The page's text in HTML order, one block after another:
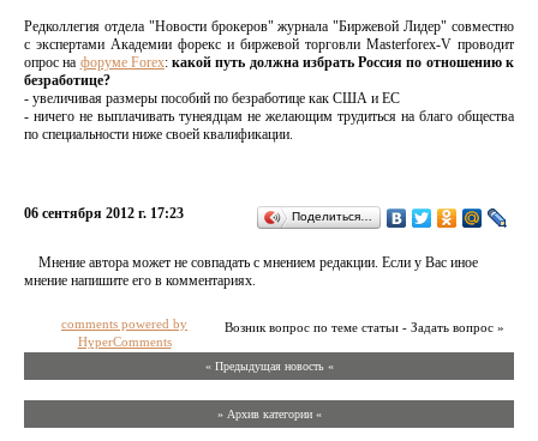
Редколлегия отдела "Новости брокеров" журнала "Биржевой Лидер" совместно
с экспертами Академии форекс и биржевой торговли Masterforex-V проводит
опрос на форуме Forex:какой путь должна избрать Россия по отношению к
безработице?
- увеличивая размеры пособий по безработице как США и ЕС
- ничего не выплачивать тунеядцам не желающим трудиться на благо общества
по специальности ниже своей квалификации.
06 сентября 2012 г. 17:23 Поделиться…
Мнение автора может не совпадать с мнением редакции. Если у Вас иное
мнение напишите его в комментариях.
Возник вопрос по теме статьи - Задать вопрос »
comments powered by
HyperComments
« Предыдущая новость «
» Архив категории «